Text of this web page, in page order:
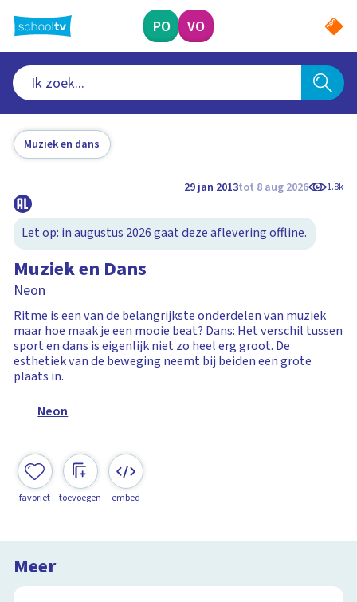
naar
hoofdinhoud
PO VO
Muziek en dans
29 jan 2013tot 8 aug 2026 1.8k
Let op: in augustus 2026 gaat deze aflevering offline.
Muziek en Dans
Neon
Ritme is een van de belangrijkste onderdelen van muziek
maar hoe maak je een mooie beat? Dans: Het verschil tussen
sport en dans is eigenlijk niet zo heel erg groot. De
esthetiek van de beweging neemt bij beiden een grote
plaats in.
Neon
favoriet toevoegen embed
Meer